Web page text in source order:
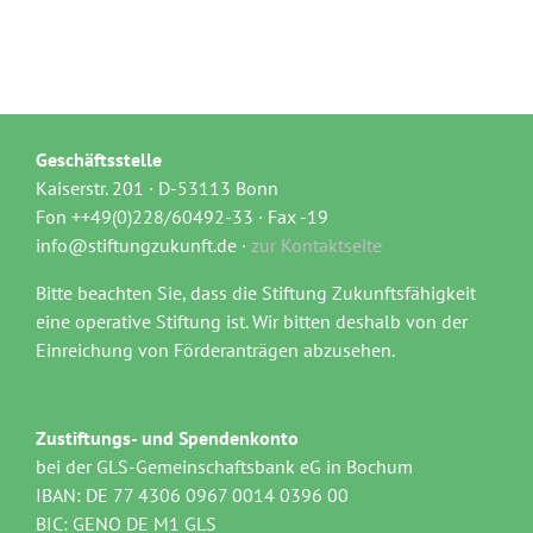
Geschäftsstelle
Kaiserstr. 201 · D-53113 Bonn
Fon ++49(0)228/60492-33 · Fax -19
info@stiftungzukunft.de · zur Kontaktseite
Bitte beachten Sie, dass die Stiftung Zukunftsfähigkeit
eine operative Stiftung ist. Wir bitten deshalb von der
Einreichung von Förderanträgen abzusehen.
Zustiftungs- und Spendenkonto
bei der GLS-Gemeinschaftsbank eG in Bochum
IBAN: DE 77 4306 0967 0014 0396 00
BIC: GENO DE M1 GLS